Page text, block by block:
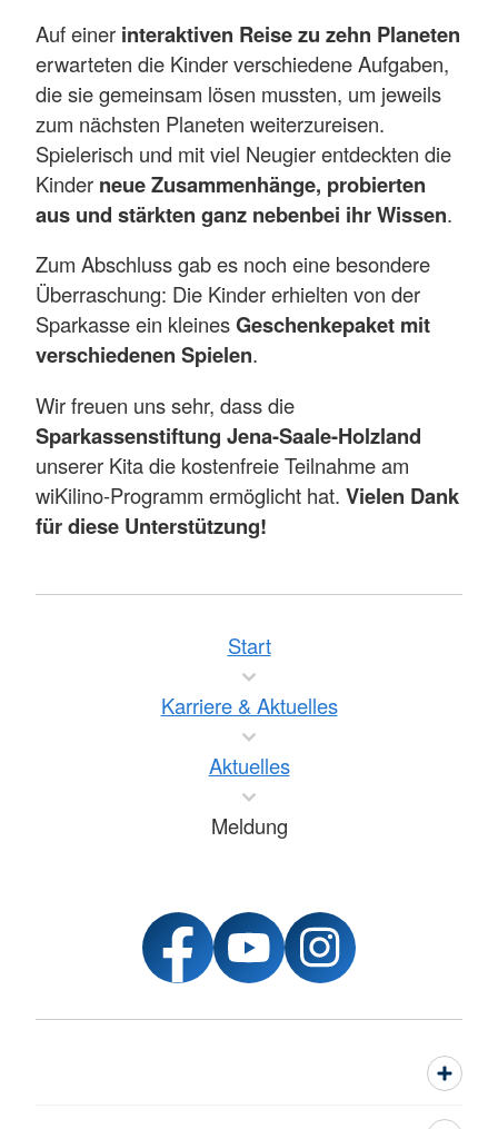
Auf einer interaktiven Reise zu zehn Planeten
erwarteten die Kinder verschiedene Aufgaben,
die sie gemeinsam lösen mussten, um jeweils
zum nächsten Planeten weiterzureisen.
Spielerisch und mit viel Neugier entdeckten die
Kinder neue Zusammenhänge, probierten
aus und stärkten ganz nebenbei ihr Wissen.
Zum Abschluss gab es noch eine besondere
Überraschung: Die Kinder erhielten von der
Sparkasse ein kleinesGeschenkepaket mit
verschiedenen Spielen.
Wir freuen uns sehr, dass die
Sparkassenstiftung Jena-Saale-Holzland
unserer Kita die kostenfreie Teilnahme am
wiKilino-Programm ermöglicht hat. Vielen Dank
für diese Unterstützung!
Start
Karriere & Aktuelles
Aktuelles
Meldung